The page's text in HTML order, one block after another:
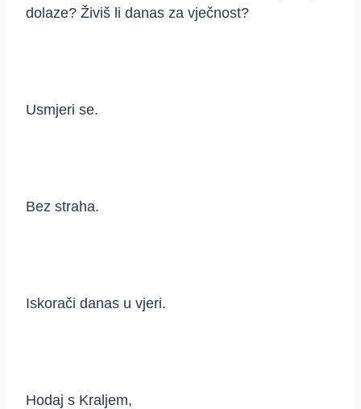
dolaze? Živiš li danas za vječnost?
Usmjeri se.
Bez straha.
Iskorači danas u vjeri.
Hodaj s Kraljem,